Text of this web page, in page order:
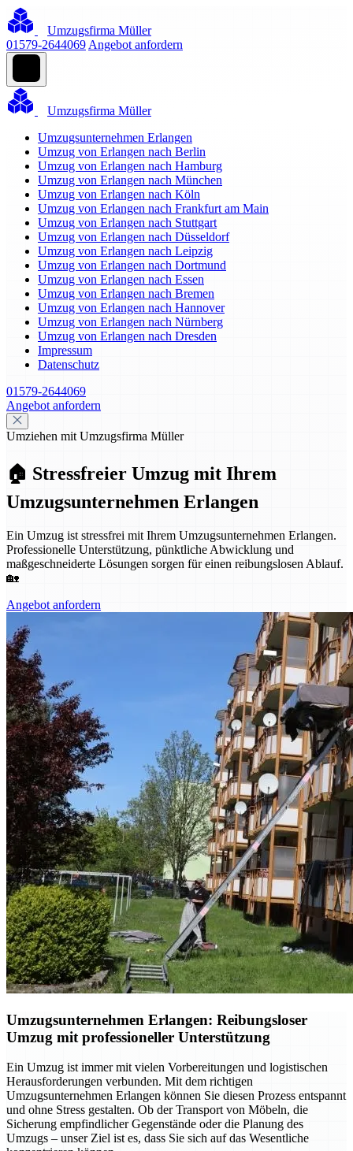
Umzugsfirma Müller
01579-2644069 Angebot anfordern
Umzugsfirma Müller
Umzugsunternehmen Erlangen
Umzug von Erlangen nach Berlin
Umzug von Erlangen nach Hamburg
Umzug von Erlangen nach München
Umzug von Erlangen nach Köln
Umzug von Erlangen nach Frankfurt am Main
Umzug von Erlangen nach Stuttgart
Umzug von Erlangen nach Düsseldorf
Umzug von Erlangen nach Leipzig
Umzug von Erlangen nach Dortmund
Umzug von Erlangen nach Essen
Umzug von Erlangen nach Bremen
Umzug von Erlangen nach Hannover
Umzug von Erlangen nach Nürnberg
Umzug von Erlangen nach Dresden
Impressum
Datenschutz
01579-2644069
Angebot anfordern
Umziehen mit Umzugsfirma Müller
🏠 Stressfreier Umzug mit Ihrem
Umzugsunternehmen Erlangen
Ein Umzug ist stressfrei mit Ihrem Umzugsunternehmen Erlangen.
Professionelle Unterstützung, pünktliche Abwicklung und
maßgeschneiderte Lösungen sorgen für einen reibungslosen Ablauf.
🏡
Angebot anfordern
Umzugsunternehmen Erlangen: Reibungsloser
Umzug mit professioneller Unterstützung
Ein Umzug ist immer mit vielen Vorbereitungen und logistischen
Herausforderungen verbunden. Mit dem richtigen
Umzugsunternehmen Erlangen können Sie diesen Prozess entspannt
und ohne Stress gestalten. Ob der Transport von Möbeln, die
Sicherung empfindlicher Gegenstände oder die Planung des
Umzugs – unser Ziel ist es, dass Sie sich auf das Wesentliche